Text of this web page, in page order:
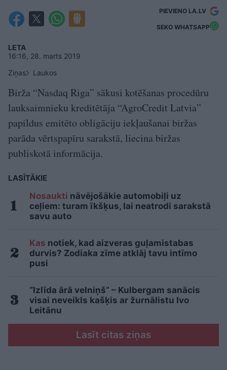
PIEVIENO LA.LV
SEKO WHATSAPP
LETA
16:16, 28. marts 2019
Ziņas
Laukos
Birža “Nasdaq Riga” sākusi kotēšanas procedūru
lauksaimnieku kreditētāja “AgroCredit Latvia”
papildus emitēto obligāciju iekļaušanai biržas
parāda vērtspapīru sarakstā, liecina biržas
publiskotā informācija.
LASĪTĀKIE
Nosaukti nāvējošākie automobiļi uz
ceļiem: turam īkšķus, lai neatrodi sarakstā
savu auto
Kas notiek, kad aizveras guļamistabas
durvis? Zodiaka zīme atklāj tavu intīmo
pusi
“Izlīda ārā velniņš” – Kulbergam sanācis
visai neveikls kašķis ar žurnālistu Ivo
Leitānu
Lasīt citas ziņas